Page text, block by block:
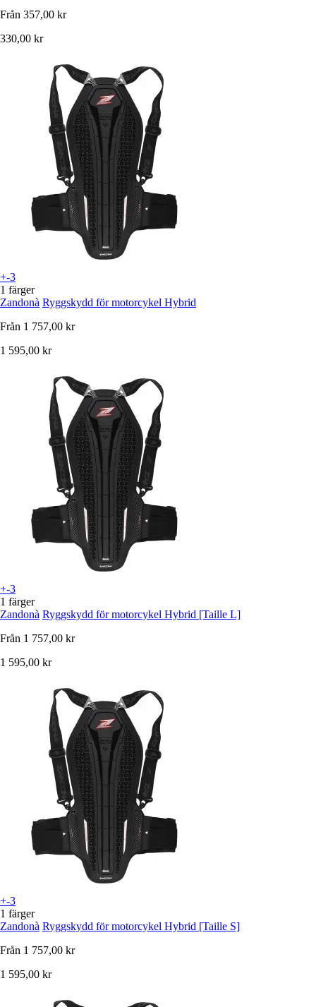
Från 357,00 kr
330,00 kr
+-3
1 färger
Zandonà Ryggskydd för motorcykel Hybrid
Från 1 757,00 kr
1 595,00 kr
+-3
1 färger
Zandonà Ryggskydd för motorcykel Hybrid [Taille L]
Från 1 757,00 kr
1 595,00 kr
+-3
1 färger
Zandonà Ryggskydd för motorcykel Hybrid [Taille S]
Från 1 757,00 kr
1 595,00 kr